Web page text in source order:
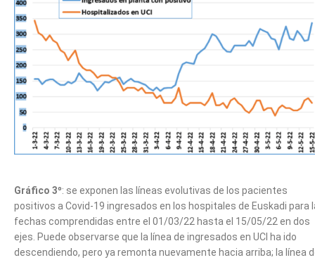
Gráfico 3º: se exponen las líneas evolutivas de los pacientes
positivos a Covid-19 ingresados en los hospitales de Euskadi para
fechas comprendidas entre el 01/03/22 hasta el 15/05/22 en dos
ejes. Puede observarse que la línea de ingresados en UCI ha ido
descendiendo, pero ya remonta nuevamente hacia arriba; la línea